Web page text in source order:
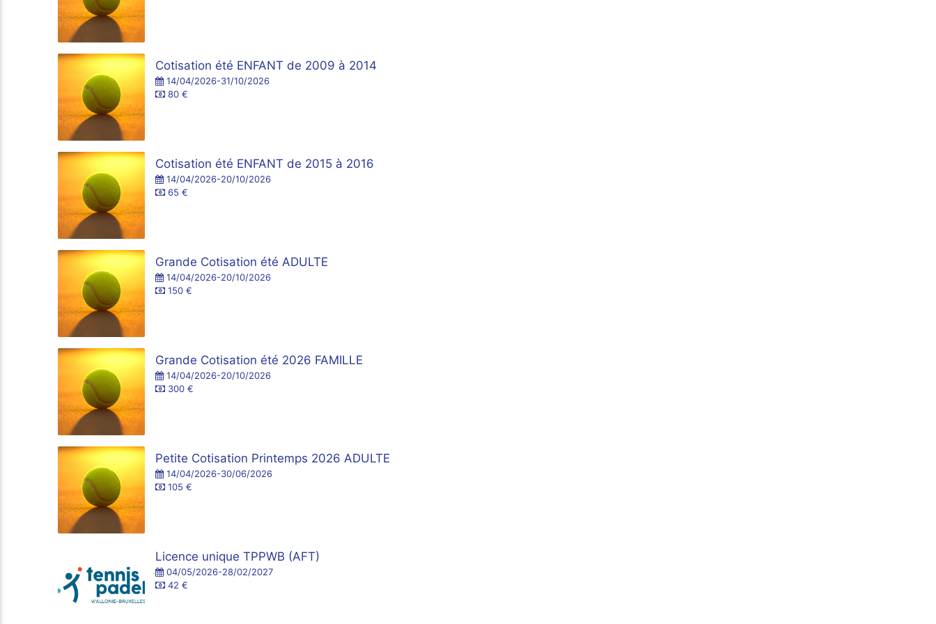
Cotisation été ENFANT de 2009 à 2014
14/04/2026-31/10/2026
80 €
Cotisation été ENFANT de 2015 à 2016
14/04/2026-20/10/2026
65 €
Grande Cotisation été ADULTE
14/04/2026-20/10/2026
150 €
Grande Cotisation été 2026 FAMILLE
14/04/2026-20/10/2026
300 €
Petite Cotisation Printemps 2026 ADULTE
14/04/2026-30/06/2026
105 €
Licence unique TPPWB (AFT)
04/05/2026-28/02/2027
42 €